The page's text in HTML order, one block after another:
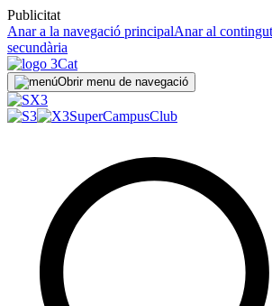
Publicitat
Anar a la navegació principalAnar al contingut
secundària
Obrir menu de navegació
SuperCampusClub